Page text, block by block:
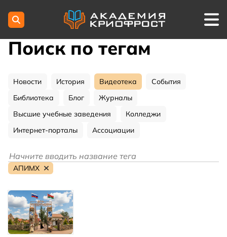
Поиск по тегам
Новости История Видеотека
События
Библиотека
Блог
Журналы
Высшие учебные заведения
Колледжи
Интернет-порталы
Ассоциации
АПИМХ